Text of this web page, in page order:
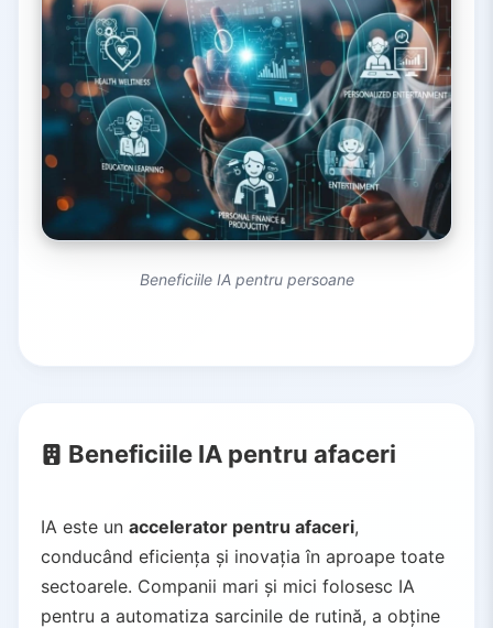
Beneficiile IA pentru persoane
Beneficiile IA pentru afaceri
IA este un accelerator pentru afaceri,
conducând eficiența și inovația în aproape toate
sectoarele. Companii mari și mici folosesc IA
pentru a automatiza sarcinile de rutină, a obține